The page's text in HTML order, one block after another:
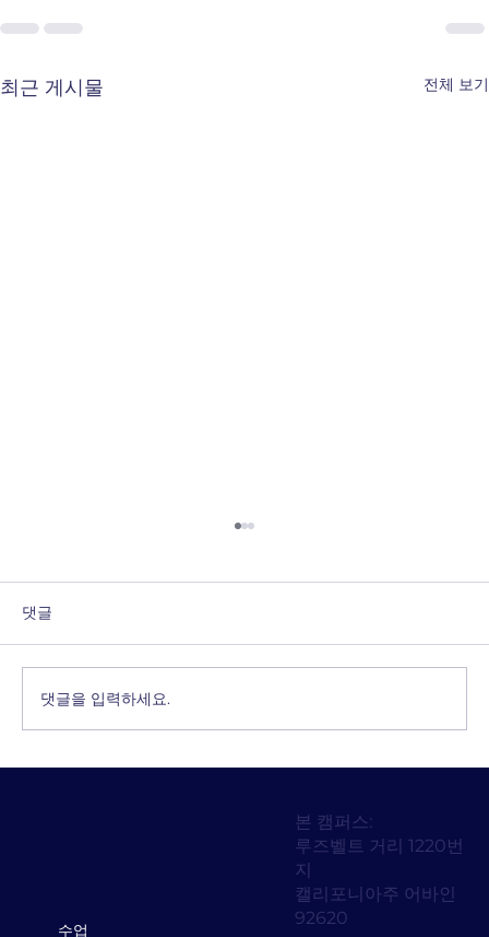
최근 게시물 전체 보기
댓글
댓글을 입력하세요.
본 캠퍼스:
루즈벨트 거리 1220번
지
캘리포니아주 어바인
92620
수업